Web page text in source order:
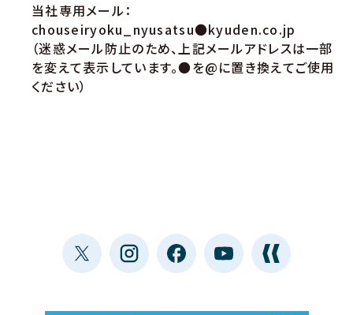
当社専用メール：
chouseiryoku_nyusatsu●kyuden.co.jp
（迷惑メール防止のため、上記メールアドレスは一部
を変えて表示しています。●を@に置き換えてご使用
ください）